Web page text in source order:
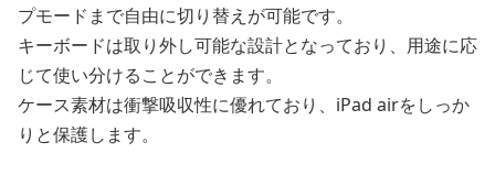
プモードまで自由に切り替えが可能です。
キーボードは取り外し可能な設計となっており、用途に応
じて使い分けることができます。
ケース素材は衝撃吸収性に優れており、iPad airをしっか
りと保護します。